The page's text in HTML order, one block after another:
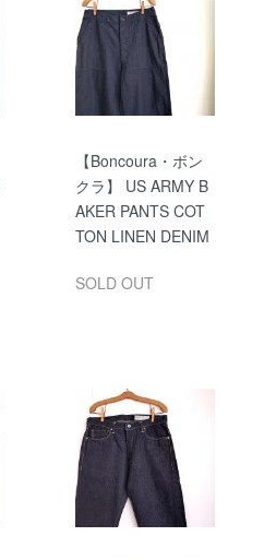
【Boncoura・ボン
クラ】 US ARMY B
AKER PANTS COT
TON LINEN DENIM
SOLD OUT